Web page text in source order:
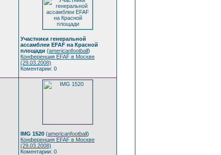
Участники генеральной
ассамблеи EFAF на Красной
площади (americanfootball)
Конференция EFAF в Москве
(29.03.2008)
Коментарии: 0
IMG 1520 (americanfootball)
Конференция EFAF в Москве
(29.03.2008)
Коментарии: 0